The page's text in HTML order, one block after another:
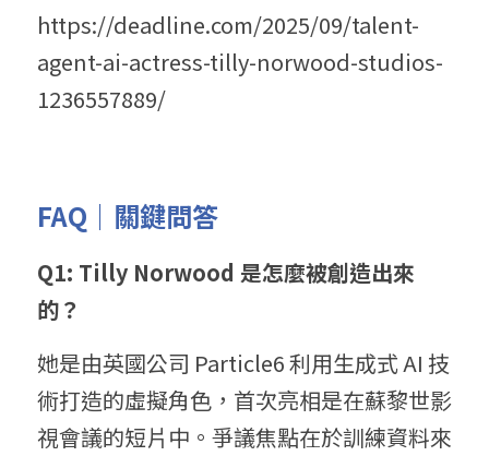
https://deadline.com/2025/09/talent-
agent-ai-actress-tilly-norwood-studios-
1236557889/
FAQ｜關鍵問答
Q1: Tilly Norwood 是怎麼被創造出來
的？
她是由英國公司 Particle6 利用生成式 AI 技
術打造的虛擬角色，首次亮相是在蘇黎世影
視會議的短片中。爭議焦點在於訓練資料來